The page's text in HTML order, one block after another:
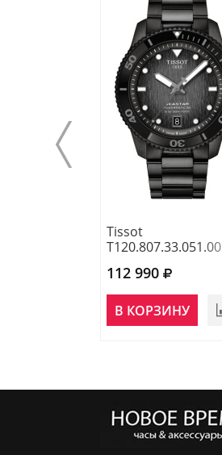
Tissot
T120.807.33.051.00
112 990
В КОРЗИНУ